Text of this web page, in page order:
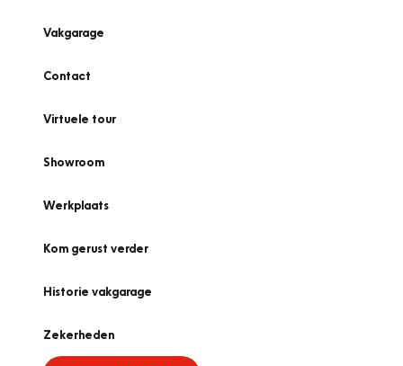
Vakgarage
Contact
Virtuele tour
Showroom
Werkplaats
Kom gerust verder
Historie vakgarage
Zekerheden